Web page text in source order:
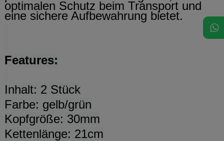
optimalen Schutz beim Transport und
eine sichere Aufbewahrung bietet.
Features:
Inhalt: 2 Stück
Farbe: gelb/grün
Kopfgröße: 30mm
Kettenlänge: 21cm